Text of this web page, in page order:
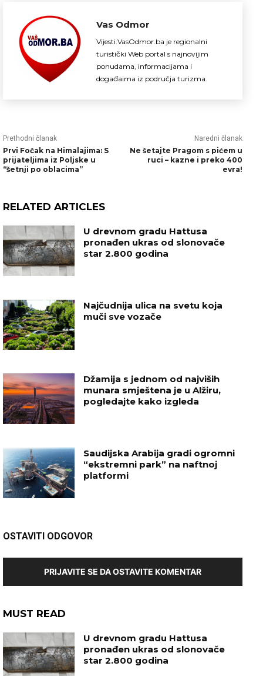
Vas Odmor
Vijesti.VasOdmor.ba je regionalni
turistički Web portal s najnovijim
ponudama, informacijama i
događaima iz područja turizma.
Prethodni članak
Prvi Fočak na Himalajima: S
prijateljima iz Poljske u
“šetnji po oblacima”
Naredni članak
Ne šetajte Pragom s pićem u
ruci – kazne i preko 400
evra!
RELATED ARTICLES
U drevnom gradu Hattusa
pronađen ukras od slonovače
star 2.800 godina
Najčudnija ulica na svetu koja
muči sve vozače
Džamija s jednom od najviših
munara smještena je u Alžiru,
pogledajte kako izgleda
Saudijska Arabija gradi ogromni
“ekstremni park” na naftnoj
platformi
OSTAVITI ODGOVOR
PRIJAVITE SE DA OSTAVITE KOMENTAR
MUST READ
U drevnom gradu Hattusa
pronađen ukras od slonovače
star 2.800 godina